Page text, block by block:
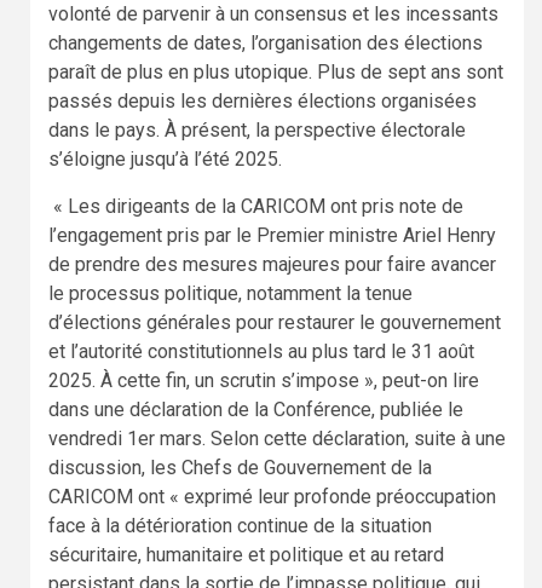
volonté de parvenir à un consensus et les incessants
changements de dates, l’organisation des élections
paraît de plus en plus utopique. Plus de sept ans sont
passés depuis les dernières élections organisées
dans le pays. À présent, la perspective électorale
s’éloigne jusqu’à l’été 2025.
« Les dirigeants de la CARICOM ont pris note de
l’engagement pris par le Premier ministre Ariel Henry
de prendre des mesures majeures pour faire avancer
le processus politique, notamment la tenue
d’élections générales pour restaurer le gouvernement
et l’autorité constitutionnels au plus tard le 31 août
2025. À cette fin, un scrutin s’impose », peut-on lire
dans une déclaration de la Conférence, publiée le
vendredi 1er mars. Selon cette déclaration, suite à une
discussion, les Chefs de Gouvernement de la
CARICOM ont « exprimé leur profonde préoccupation
face à la détérioration continue de la situation
sécuritaire, humanitaire et politique et au retard